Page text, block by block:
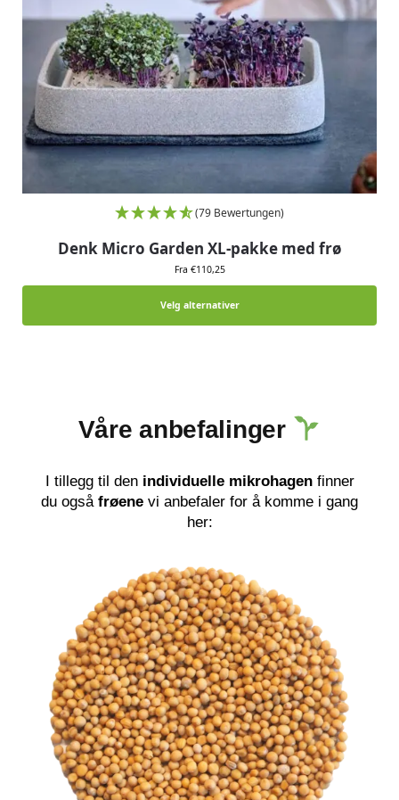
(79 Bewertungen)
Denk Micro Garden XL-pakke med frø
Fra €110,25
Velg alternativer
Våre anbefalinger
I tillegg til den individuelle mikrohagenfinner
du også frøene vi anbefaler for å komme i gang
her: